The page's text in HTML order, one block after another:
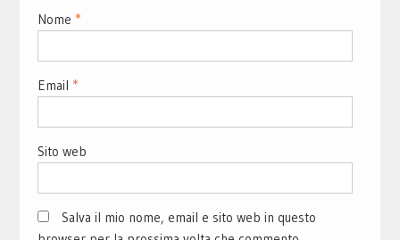
Nome *
Email *
Sito web
Salva il mio nome, email e sito web in questo